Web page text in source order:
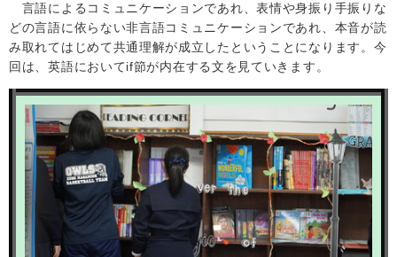
言語によるコミュニケーションであれ、表情や身振り手振りな
どの言語に依らない非言語コミュニケーションであれ、本音が読
み取れてはじめて共通理解が成立したということになります。今
回は、英語においてif節が内在する文を見ていきます。